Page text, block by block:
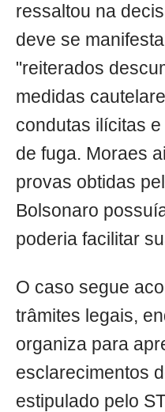
ressaltou na
deve se
"reiterados
medidas
condutas ilícitas
de fuga. Moraes
provas obtidas
Bolsonaro
poderia facilitar
O caso segue
trâmites legais,
organiza para
esclarecimentos
estipulado pelo